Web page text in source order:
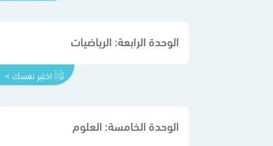
الوحدة الرابعة: الرياضيات
اختبر نفسك >
الوحدة الخامسة: العلوم